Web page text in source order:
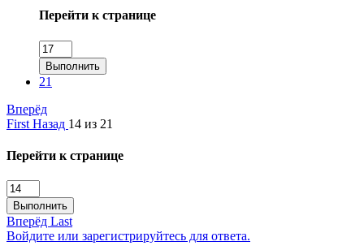
Перейти к странице
Выполнить
21
Вперёд
First Назад 14 из 21
Перейти к странице
Выполнить
Вперёд Last
Войдите или зарегистрируйтесь для ответа.